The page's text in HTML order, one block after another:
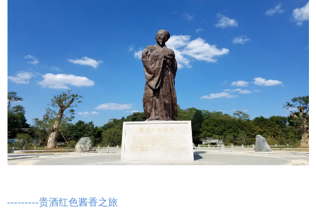
---------贵酒红色酱香之旅